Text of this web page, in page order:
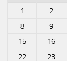
1
2
8
9
15
16
22
23